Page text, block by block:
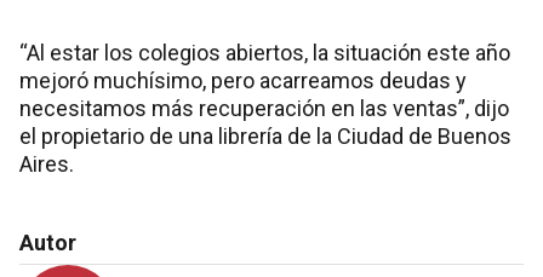
“Al estar los colegios abiertos, la situación este año
mejoró muchísimo, pero acarreamos deudas y
necesitamos más recuperación en las ventas”, dijo
el propietario de una librería de la Ciudad de Buenos
Aires.
Autor